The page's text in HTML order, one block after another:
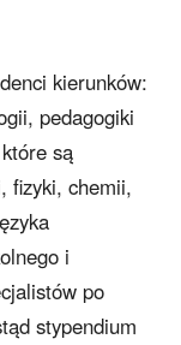
kierunków:
pedagogiki
są
fizyki, chemii,
i
po
stypendium